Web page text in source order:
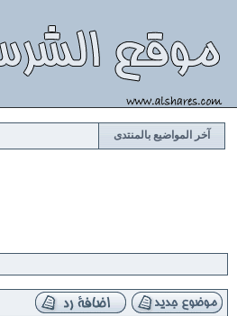
آخر المواضيع بالمنتدى